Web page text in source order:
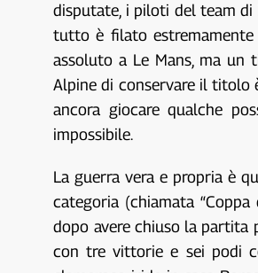
disputate, i piloti del team
tutto è filato estremamente
assoluto a Le Mans, ma un
Alpine di conservare il titolo
ancora giocare qualche
impossibile.
La guerra vera e propria è
categoria (chiamata
dopo avere chiuso la
con tre vittorie e sei podi